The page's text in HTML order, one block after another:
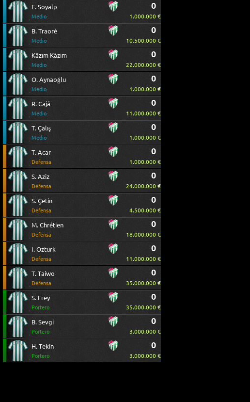
F. Soyalp
Medio
0
1.000.000 €
B. Traoré
Medio
0
10.500.000 €
Kâzım Kâzım
Medio
0
22.000.000 €
O. Aynaoğlu
Medio
0
1.000.000 €
R. Cajá
Medio
0
11.000.000 €
T. Çalış
Medio
0
1.000.000 €
T. Acar
Defensa
0
1.000.000 €
S. Aziz
Defensa
0
24.000.000 €
S. Çetin
Defensa
0
4.500.000 €
M. Chrétien
Defensa
0
18.000.000 €
I. Ozturk
Defensa
0
11.000.000 €
T. Taiwo
Defensa
0
35.000.000 €
S. Frey
Portero
0
35.000.000 €
B. Sevgi
Portero
0
3.000.000 €
H. Tekin
Portero
0
3.000.000 €